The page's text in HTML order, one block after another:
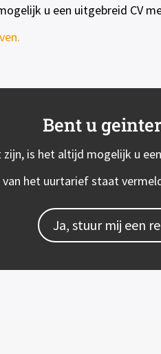
u een uitgebreid CV
.
Bent u
is het altijd mogelijk u
van het uurtarief staat
Ja, stuur mij een